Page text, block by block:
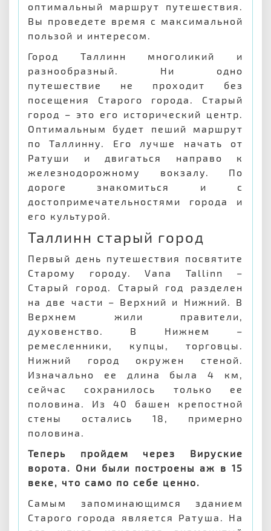
оптимальный маршрут путешествия.
Вы проведете время с максимальной
пользой и интересом.
Город Таллинн многоликий и
разнообразный. Ни одно
путешествие не проходит без
посещения Старого города. Старый
город – это его исторический центр.
Оптимальным будет пеший маршрут
по Таллинну. Его лучше начать от
Ратуши и двигаться направо к
железнодорожному вокзалу. По
дороге знакомиться и с
достопримечательностями города и
его культурой.
Таллинн старый город
Первый день путешествия посвятите
Старому городу. Vana Tallinn –
Старый город. Старый год разделен
на две части – Верхний и Нижний. В
Верхнем жили правители,
духовенство. В Нижнем –
ремесленники, купцы, торговцы.
Нижний город окружен стеной.
Изначально ее длина была 4 км,
сейчас сохранилось только ее
половина. Из 40 башен крепостной
стены остались 18, примерно
половина.
Теперь пройдем через Вируские
ворота. Они были построены аж в 15
веке, что само по себе ценно.
Самым запоминающимся зданием
Старого города является Ратуша. На